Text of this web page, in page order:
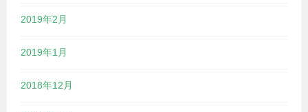
2019年2月
2019年1月
2018年12月